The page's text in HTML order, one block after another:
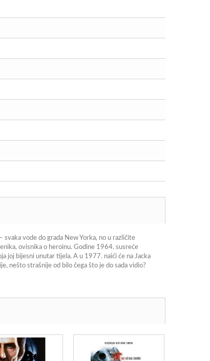
svaka vode do grada New Yorka, no u različite
ovisnika o heroinu. Godine 1964. susreće
joj bijesni unutar tijela. A u 1977. naići će na Jacka
nešto strašnije od bilo čega što je do sada vidio?